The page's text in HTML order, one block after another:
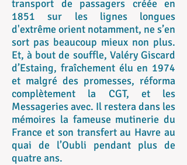
transport de passagers créée en
1851 sur les lignes longues
d'extrême orient notamment, ne s’en
sort pas beaucoup mieux non plus.
Et, à bout de souffle, Valéry Giscard
d’Estaing, fraîchement élu en 1974
et malgré des promesses, réforma
complètement la CGT, et les
Messageries avec. Il restera dans les
mémoires la fameuse mutinerie du
France et son transfert au Havre au
quai de l’Oubli pendant plus de
quatre ans.